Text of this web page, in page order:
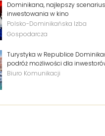
Dominikana, najlepszy
inwestowania w kino
Polsko-Dominikańska Izba
Gospodarcza
Turystyka w Republice
podróż możliwości dla
Biuro Komunikacji